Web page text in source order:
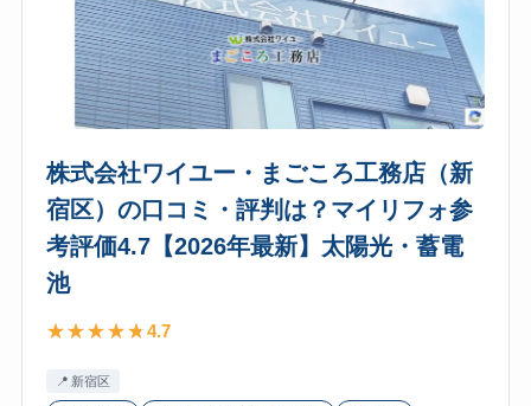
太
陽
光・
蓄
電
池
リ
ー
工
房
（フ
ァ
ミ
リ
株式会社ワイユー・まごころ工務店（新
宿区）の口コミ・評判は？マイリフォ参
考評価4.7【2026年最新】太陽光・蓄電
池
4.7
新宿区